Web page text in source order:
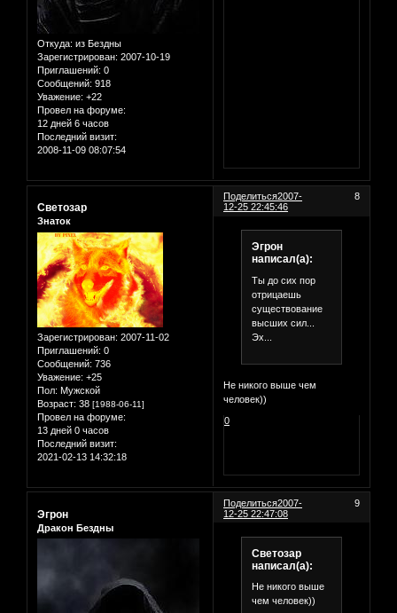
Откуда: из Бездны
Зарегистрирован: 2007-10-19
Приглашений: 0
Сообщений: 918
Уважение: +22
Провел на форуме:
12 дней 6 часов
Последний визит:
2008-11-09 08:07:54
Поделиться 8
2007-
12-25 22:45:46
Светозар
Знаток
Зарегистрирован: 2007-11-02
Приглашений: 0
Сообщений: 736
Уважение: +25
Пол: Мужской
Возраст: 38 [1988-06-11]
Провел на форуме:
13 дней 0 часов
Последний визит:
2021-02-13 14:32:18
Эгрон
написал(а):
Ты до сих пор
отрицаешь
существование
высших сил...
Эх...
Не никого выше чем
человек))
0
Поделиться 9
2007-
12-25 22:47:08
Эгрон
Дракон Бездны
Светозар
написал(а):
Не никого выше
чем человек))